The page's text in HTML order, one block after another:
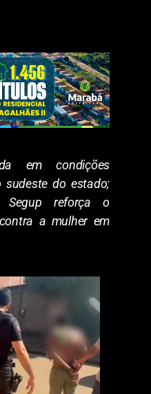
em condições
sudeste do estado;
Segup reforça o
a mulher em